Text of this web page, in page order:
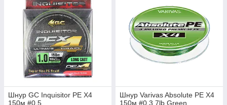
Шнур GC Inquisitor PE X4
150м #0.5
Шнур Varivas Absolute PE X4
150м #0.3 7lb Green